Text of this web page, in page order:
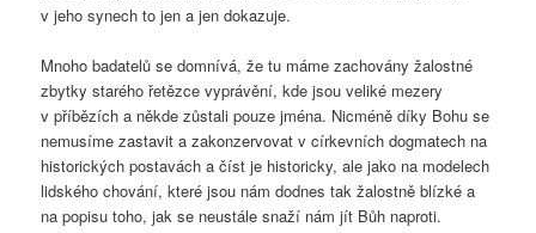
v jeho synech to jen a jen dokazuje.
Mnoho badatelů se domnívá, že tu máme zachovány žalostné
zbytky starého řetězce vyprávění, kde jsou veliké mezery
v příbězích a někde zůstali pouze jména. Nicméně díky Bohu se
nemusíme zastavit a zakonzervovat v církevních dogmatech na
historických postavách a číst je historicky, ale jako na modelech
lidského chování, které jsou nám dodnes tak žalostně blízké a
na popisu toho, jak se neustále snaží nám jít Bůh naproti.